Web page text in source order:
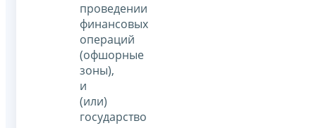
проведении
финансовых
операций
(офшорные
зоны),
и
(или)
государство